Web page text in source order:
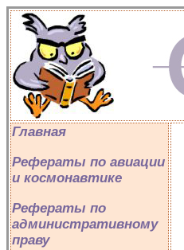
Главная
Рефераты по авиации
и космонавтике
Рефераты по
административному
праву